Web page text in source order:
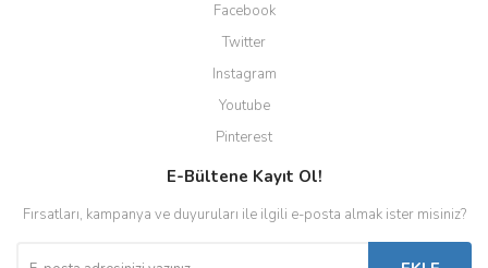
Facebook
Twitter
Instagram
Youtube
Pinterest
E-Bültene Kayıt Ol!
Fırsatları, kampanya ve duyuruları ile ilgili e-posta almak ister misiniz?